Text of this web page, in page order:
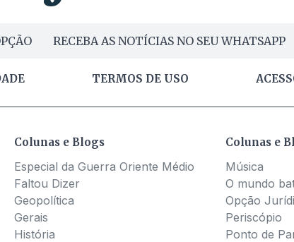
RECEBA AS NOTÍCIAS NO SEU WHATSAPP
TERMOS DE USO
Colunas e Blogs
Especial da Guerra Oriente Médio
Faltou Dizer
Geopolítica
Gerais
História
Colunas e
Música
O mundo
Opção
Periscópio
Ponto de